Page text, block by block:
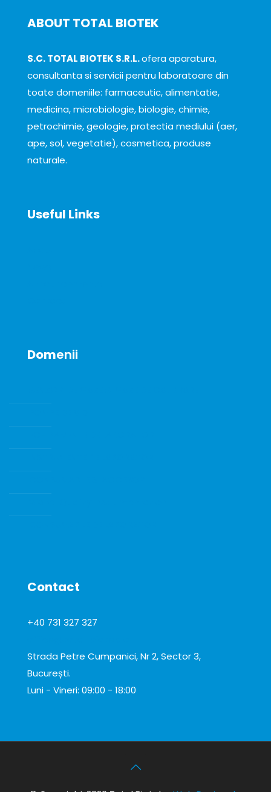
ABOUT TOTAL BIOTEK
S.C. TOTAL BIOTEK S.R.L.ofera aparatura,
consultanta si servicii pentru laboratoare din
toate domeniile: farmaceutic, alimentatie,
medicina, microbiologie, biologie, chimie,
petrochimie, geologie, protectia mediului (aer,
ape, sol, vegetatie), cosmetica, produse
naturale.
Useful Links
Domenii
Contact
+40 731 327 327
Strada Petre Cumpanici, Nr 2, Sector 3,
București.
Luni - Vineri: 09:00 - 18:00